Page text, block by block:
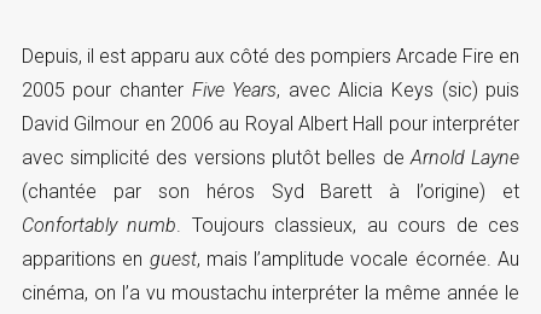
Depuis, il est apparu aux côté des pompiers Arcade Fire en
2005 pour chanter Five Years, avec Alicia Keys (sic) puis
David Gilmour en 2006 au Royal Albert Hall pour interpréter
avec simplicité des versions plutôt belles deArnold Layne
(chantée par son héros Syd Barett à l’origine) et
Confortably numb. Toujours classieux, au cours de ces
apparitions en guest, mais l’amplitude vocale écornée. Au
cinéma, on l’a vu moustachu interpréter la même année le